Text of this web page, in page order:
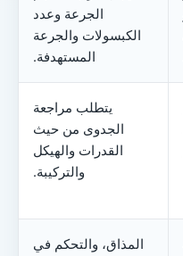
الجرعة وعدد
الكبسولات والجرعة
المستهدفة.
يتطلب مراجعة
الجدوى من حيث
القدرات والهيكل
والتركيبة.
المذاق، والتحكم في